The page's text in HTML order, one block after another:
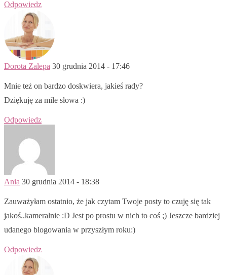
Odpowiedz
Dorota Zalepa 30 grudnia 2014 - 17:46
Mnie też on bardzo doskwiera, jakieś rady?
Dziękuję za miłe słowa :)
Odpowiedz
Ania 30 grudnia 2014 - 18:38
Zauważyłam ostatnio, że jak czytam Twoje posty to czuję się tak
jakoś..kameralnie :D Jest po prostu w nich to coś ;) Jeszcze bardziej
udanego blogowania w przyszłym roku:)
Odpowiedz